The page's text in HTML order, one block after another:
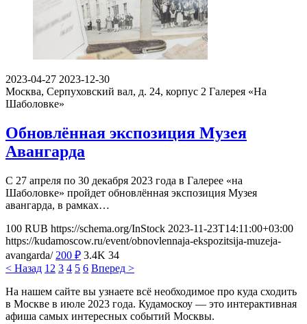
2023-04-27 2023-12-30
Москва, Серпуховский вал, д. 24, корпус 2 Галерея «На
Шаболовке»
Обновлённая экспозиция Музея
Авангарда
С 27 апреля по 30 декабря 2023 года в Галерее «на
Шаболовке» пройдет обновлённая экспозиция Музея
авангарда, в рамках…
100 RUB https://schema.org/InStock 2023-11-23T14:11:00+03:00
https://kudamoscow.ru/event/obnovlennaja-ekspozitsija-muzeja-
avangarda/ 200 ₽ 3.4K 34
< Назад 1 2 3 4 5 6 Вперед >
На нашем сайте вы узнаете всё необходимое про куда сходить
в Москве в июле 2023 года. Кудамоскоу — это интерактивная
афиша самых интересных событий Москвы.